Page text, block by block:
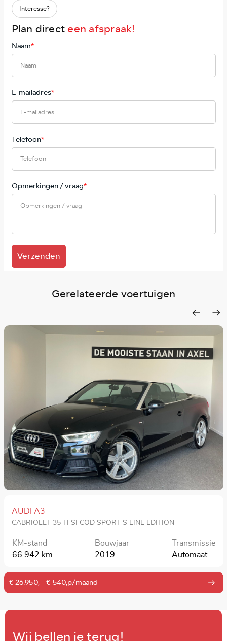
Interesse?
Plan directeen afspraak!
Naam*
E-mailadres*
Telefoon*
Opmerkingen / vraag*
Verzenden
Gerelateerde voertuigen
AUDI A3
CABRIOLET 35 TFSI COD SPORT S LINE EDITION
KM-stand
66.942 km
Bouwjaar
2019
Transmissie
Automaat
€ 26.950,- € 540,p/maand
Wij bellen je terug!